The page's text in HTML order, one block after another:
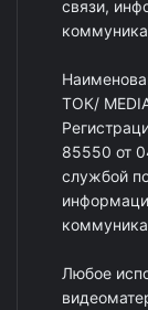
связи,
ТОК/
85550 от
службой
Любое